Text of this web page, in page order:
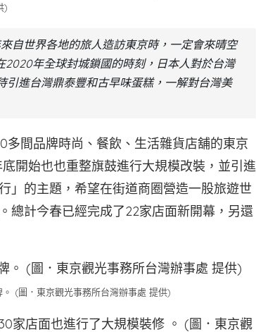
)
自世界各地的旅人造訪東京時，一定會來晴空
年全球封城鎖國的時刻，日本人對於台灣
引進台灣鼎泰豐和古早味蛋糕，一解對台灣美
間品牌時尚、餐飲、生活雜貨店舖的東京
開始也也重整旗鼓進行大規模改裝，並引進
」的主題，希望在街道商圈營造一股旅遊世
總計今春已經完成了22家店面新開幕，另還
(圖．東京觀光事務所台灣辦事處 提供)